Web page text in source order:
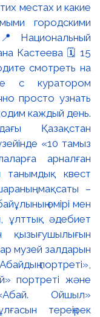
местах и какие
городскими
Национальный
Кастеева 🗓 15
смотреть на
с куратором
просто узнать
каждый день.